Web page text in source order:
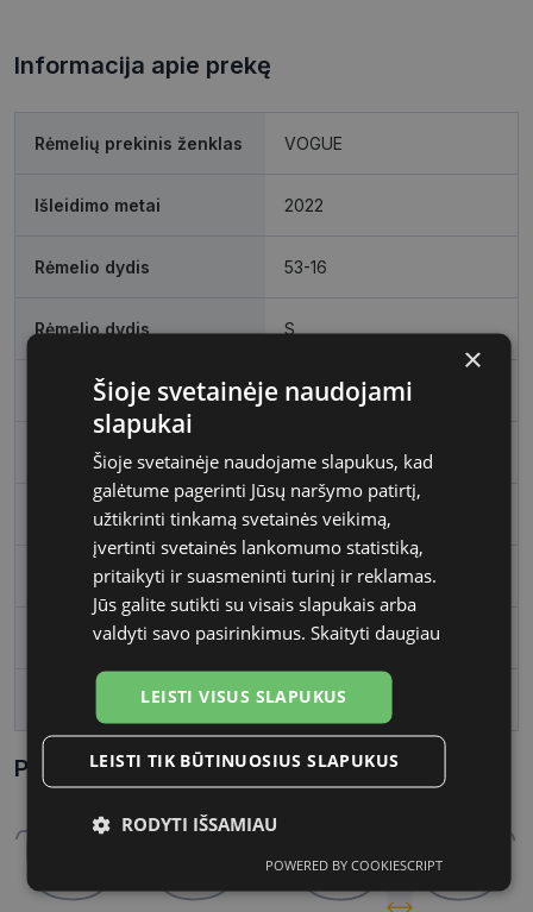
Informacija apie prekę
Rėmelių prekinis ženklas VOGUE
Išleidimo metai 2022
Rėmelio dydis 53-16
Rėmelio dydis S
Rėmelio spalva silver
Rėmelio tipas Metalas
Rėmelio forma Stačiakampis
Vartotojų grupė Moterims
Lęšio plotis 53
Tarpnosės plotis, mm 16
Parametrai Kaip sužinoti savo akinių dydį?
×
Šioje svetainėje naudojami
slapukai
Šioje svetainėje naudojame slapukus, kad
galėtume pagerinti Jūsų naršymo patirtį,
užtikrinti tinkamą svetainės veikimą,
įvertinti svetainės lankomumo statistiką,
pritaikyti ir suasmeninti turinį ir reklamas.
Jūs galite sutikti su visais slapukais arba
valdyti savo pasirinkimus. Skaityti daugiau
LEISTI VISUS SLAPUKUS
LEISTI TIK BŪTINUOSIUS SLAPUKUS
RODYTI IŠSAMIAU
slapukai
Statistikos
slapukai
Rinkodaros
slapukai
POWERED BY COOKIESCRIPT